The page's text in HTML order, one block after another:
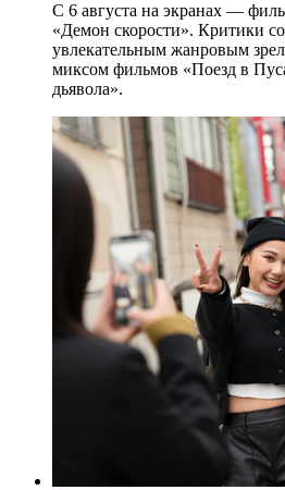
С 6 августа на экранах —
«Демон скорости». Критики
увлекательным жанровым
миксом фильмов «Поезд в
дьявола».